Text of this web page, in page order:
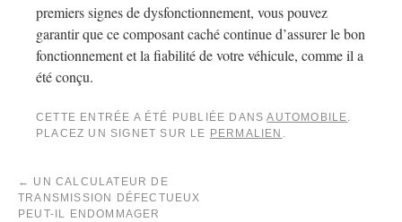
premiers signes de dysfonctionnement, vous pouvez
garantir que ce composant caché continue d’assurer le bon
fonctionnement et la fiabilité de votre véhicule, comme il a
été conçu.
CETTE ENTRÉE A ÉTÉ PUBLIÉE DANSAUTOMOBILE.
PLACEZ UN SIGNET SUR LE PERMALIEN .
← UN CALCULATEUR DE
TRANSMISSION DÉFECTUEUX
PEUT-IL ENDOMMAGER